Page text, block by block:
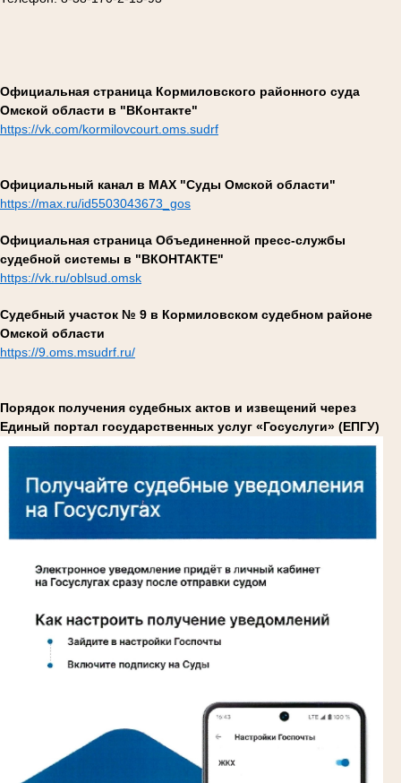
Официальная страница Кормиловского районного суда
Омской области в "ВКонтакте"
https://vk.com/kormilovcourt.oms.sudrf
Официальный канал в МАХ "Суды Омской области"
https://max.ru/id5503043673_gos
Официальная страница Объединенной пресс-службы
судебной системы в "ВКОНТАКТЕ"
https://vk.ru/oblsud.omsk
Судебный участок № 9 в Кормиловском судебном районе
Омской области
https://9.oms.msudrf.ru/
Порядок получения судебных актов и извещений через
Единый портал государственных услуг «Госуслуги» (ЕПГУ)